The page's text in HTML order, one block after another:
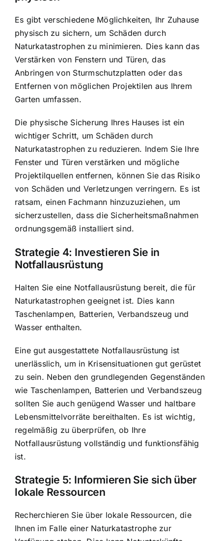
Es gibt verschiedene Möglichkeiten, Ihr Zuhause
physisch zu sichern, um Schäden durch
Naturkatastrophen zu minimieren. Dies kann das
Verstärken von Fenstern und Türen, das
Anbringen von Sturmschutzplatten oder das
Entfernen von möglichen Projektilen aus Ihrem
Garten umfassen.
Die physische Sicherung Ihres Hauses ist ein
wichtiger Schritt, um Schäden durch
Naturkatastrophen zu reduzieren. Indem Sie Ihre
Fenster und Türen verstärken und mögliche
Projektilquellen entfernen, können Sie das Risiko
von Schäden und Verletzungen verringern. Es ist
ratsam, einen Fachmann hinzuzuziehen, um
sicherzustellen, dass die Sicherheitsmaßnahmen
ordnungsgemäß installiert sind.
Strategie 4: Investieren Sie in
Notfallausrüstung
Halten Sie eine Notfallausrüstung bereit, die für
Naturkatastrophen geeignet ist. Dies kann
Taschenlampen, Batterien, Verbandszeug und
Wasser enthalten.
Eine gut ausgestattete Notfallausrüstung ist
unerlässlich, um in Krisensituationen gut gerüstet
zu sein. Neben den grundlegenden Gegenständen
wie Taschenlampen, Batterien und Verbandszeug
sollten Sie auch genügend Wasser und haltbare
Lebensmittelvorräte bereithalten. Es ist wichtig,
regelmäßig zu überprüfen, ob Ihre
Notfallausrüstung vollständig und funktionsfähig
ist.
Strategie 5: Informieren Sie sich über
lokale Ressourcen
Recherchieren Sie über lokale Ressourcen, die
Ihnen im Falle einer Naturkatastrophe zur